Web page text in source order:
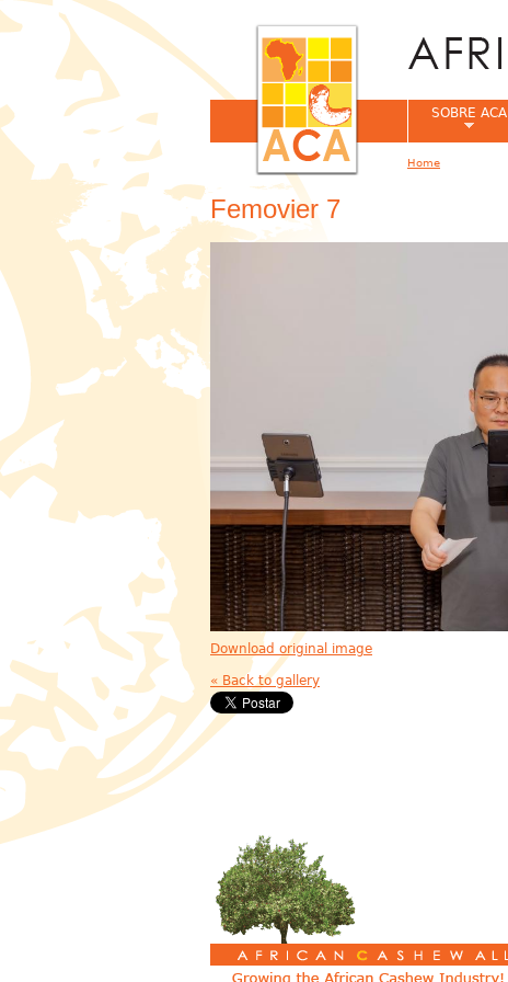
Femovier 7
Download original image
« Back to gallery
SOBRE ACA
Home